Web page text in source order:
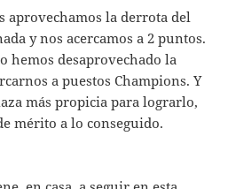
aprovechamos la derrota del
y nos acercamos a 2 puntos.
hemos desaprovechado la
a puestos Champions. Y
más propicia para lograrlo,
mérito a lo conseguido.